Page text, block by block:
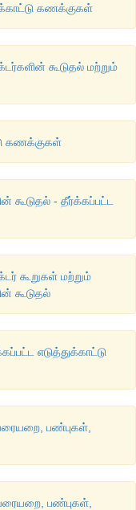
கணக்குகள்
கூடுதல் மற்றும்
கணக்குகள்
கூடுதல் - தீர்க்கப்பட்ட
கூறுகள் மற்றும்
கூடுதல்
எடுத்துக்காட்டு
பண்புகள்,
பண்புகள்,